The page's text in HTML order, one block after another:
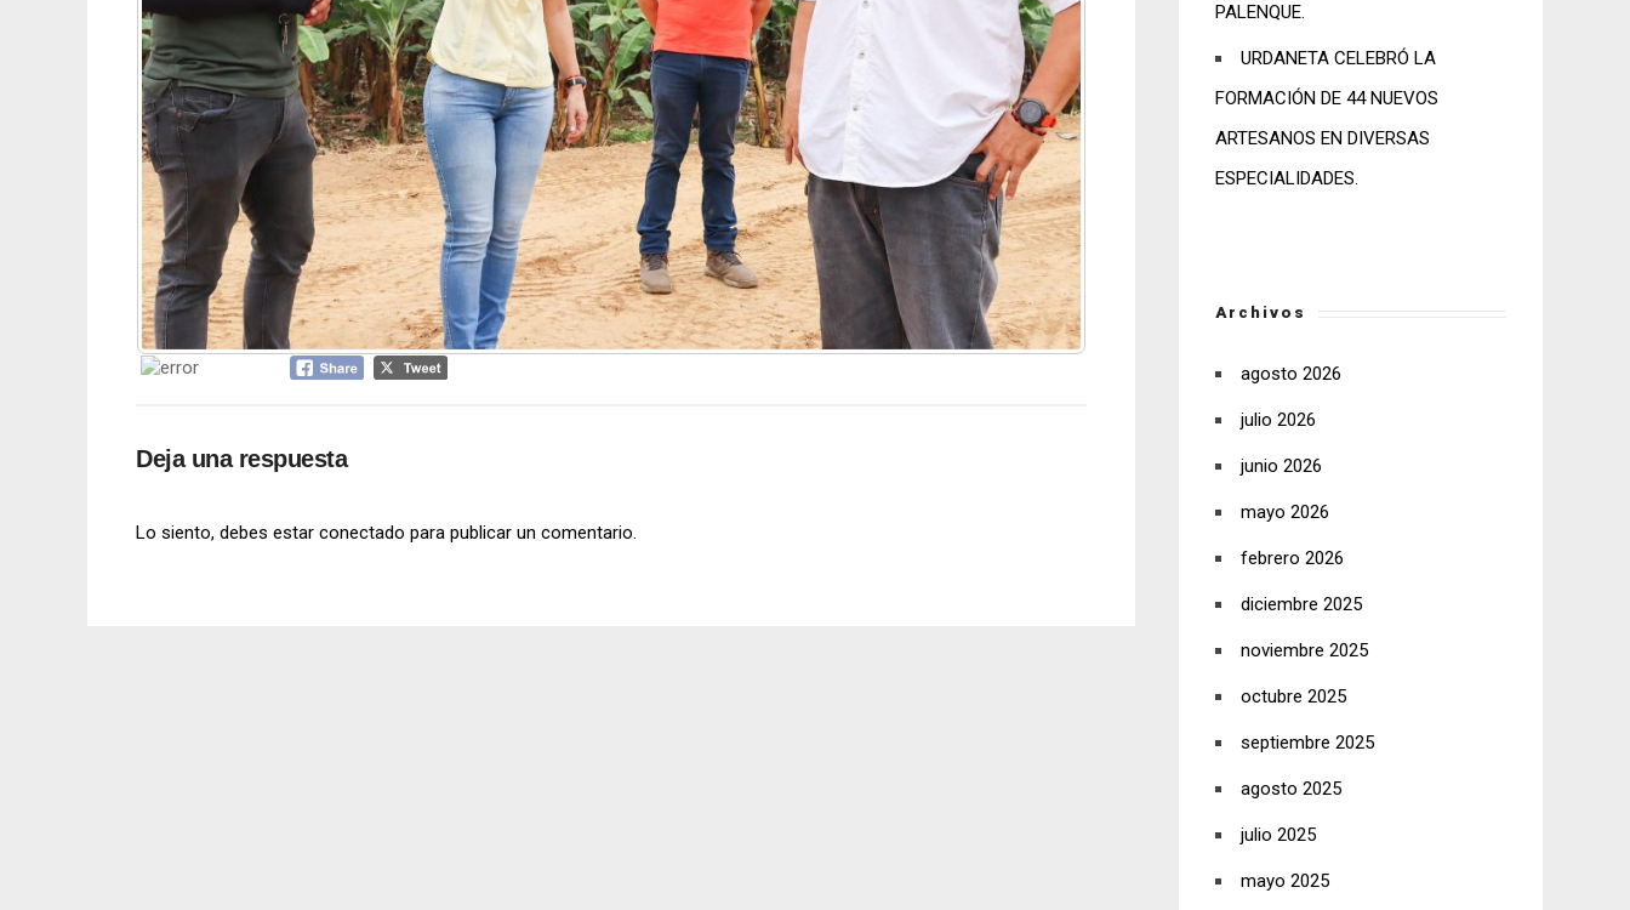
Deja una respuesta
Lo siento, debes estar conectado para publicar un comentario.
PALENQUE.
URDANETA CELEBRÓ LA
FORMACIÓN DE 44 NUEVOS
ARTESANOS EN DIVERSAS
ESPECIALIDADES.
Archivos
agosto 2026
julio 2026
junio 2026
mayo 2026
febrero 2026
diciembre 2025
noviembre 2025
octubre 2025
septiembre 2025
agosto 2025
julio 2025
mayo 2025